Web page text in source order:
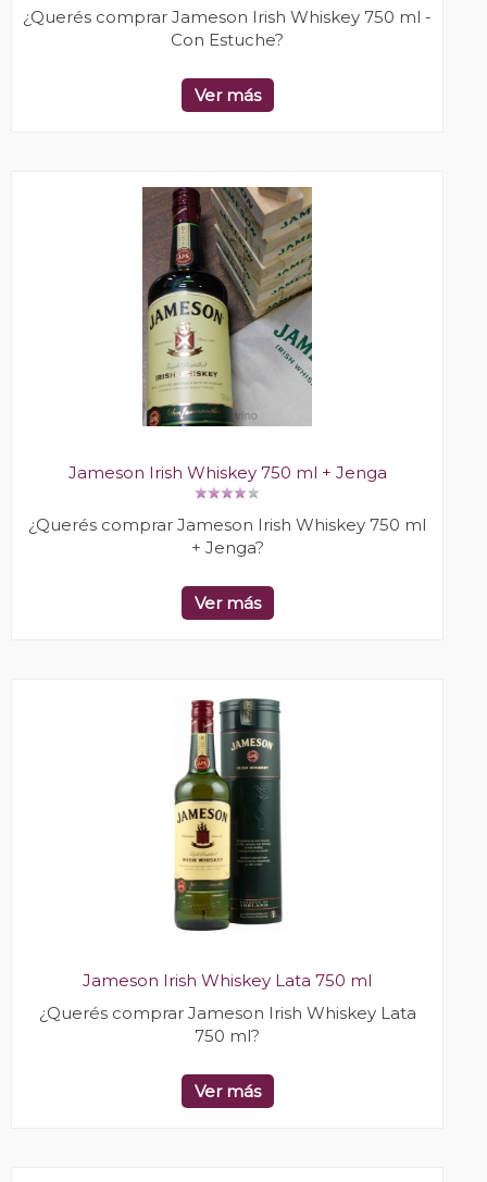
¿Querés comprar Jameson Irish Whiskey 750 ml -
Con Estuche?
Ver más
Jameson Irish Whiskey 750 ml + Jenga
¿Querés comprar Jameson Irish Whiskey 750 ml
+ Jenga?
Ver más
Jameson Irish Whiskey Lata 750 ml
¿Querés comprar Jameson Irish Whiskey Lata
750 ml?
Ver más